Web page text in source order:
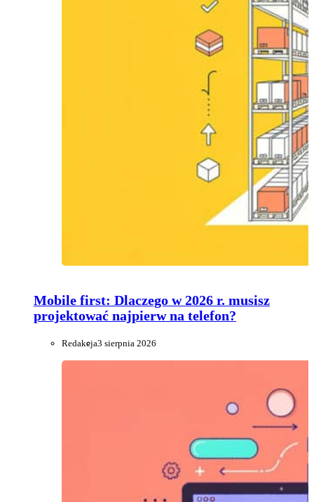
Mobile first: Dlaczego w 2026 r. musisz
projektować najpierw na telefon?
Redakcja3 sierpnia 2026